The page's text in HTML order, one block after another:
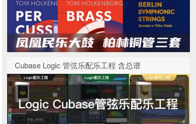
Cubase Logic 管弦乐配乐工程 含总谱